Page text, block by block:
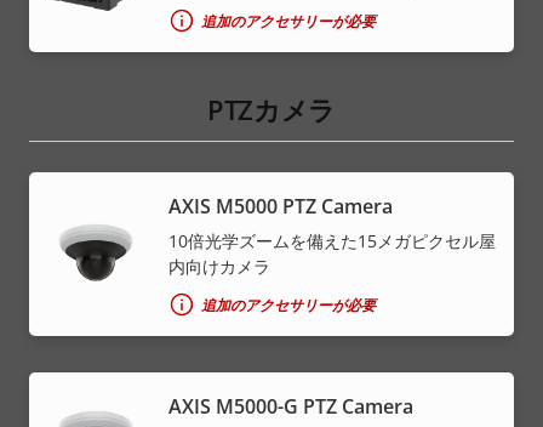
追加のアクセサリーが必要
PTZカメラ
AXIS M5000 PTZ Camera
10倍光学ズームを備えた15メガピクセル屋
内向けカメラ
追加のアクセサリーが必要
AXIS M5000-G PTZ Camera